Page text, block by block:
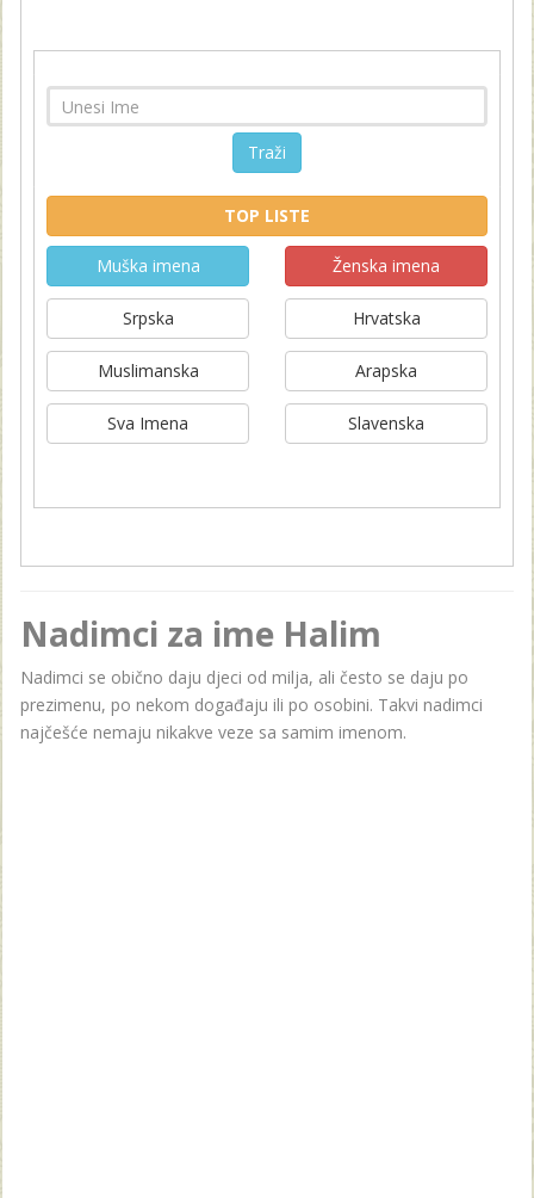
Traži
TOP LISTE
Muška imena Ženska imena
Srpska Hrvatska
Muslimanska Arapska
Sva Imena Slavenska
Nadimci za ime Halim
Nadimci se obično daju djeci od milja, ali često se daju po
prezimenu, po nekom događaju ili po osobini. Takvi nadimci
najčešće nemaju nikakve veze sa samim imenom.